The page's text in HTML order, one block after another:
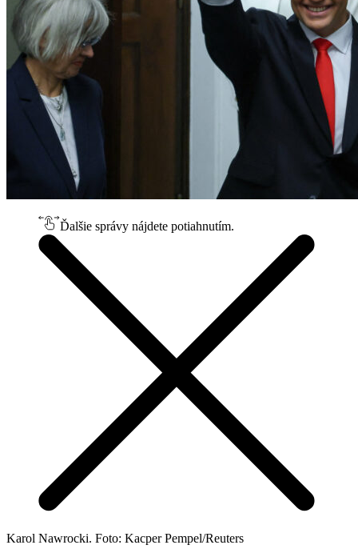
Ďalšie správy nájdete potiahnutím.
Karol Nawrocki. Foto: Kacper Pempel/Reuters